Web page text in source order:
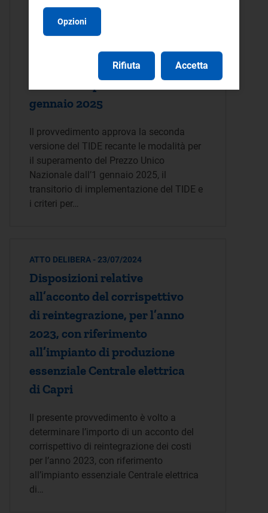
unico nazionale e modifiche
al Testo integrato del
dispacciamento elettrico
(TIDE) funzionali alla sua
entrata in operatività all’1
gennaio 2025
Il provvedimento approva la seconda
versione del TIDE recante le modalità per
il superamento del Prezzo Unico
Nazionale dall’1 gennaio 2025, il
transitorio di implementazione del TIDE e
i criteri per…
ATTO DELIBERA - 23/07/2024
Disposizioni relative
all’acconto del corrispettivo
di reintegrazione, per l’anno
2023, con riferimento
all’impianto di produzione
essenziale Centrale elettrica
di Capri
Il presente provvedimento è volto a
determinare l’importo di un acconto del
corrispettivo di reintegrazione dei costi
per l’anno 2023, con riferimento
all’impianto essenziale Centrale elettrica
di…
Opzioni
Rifiuta Accetta